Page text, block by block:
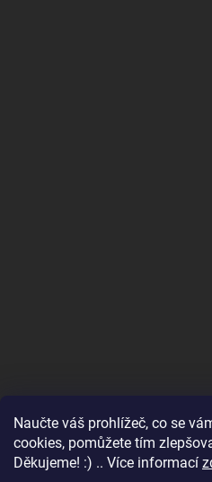
Naučte váš prohlížeč, co se
cookies, pomůžete tím
Děkujeme! :) .. Více informací